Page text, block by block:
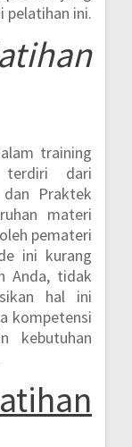
pelatihan ini.
training
terdiri dari
Praktek
materi
pemateri
ini kurang
Anda, tidak
hal ini
kompetensi
kebutuhan